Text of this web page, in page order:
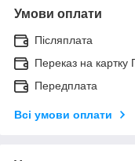
Умови оплати
Післяплата
Переказ на картку
Передплата
Всі умови оплати